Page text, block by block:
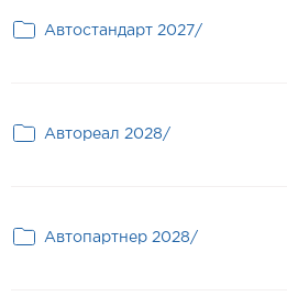
Автостандарт 2027/
Автореал 2028/
Автопартнер 2028/